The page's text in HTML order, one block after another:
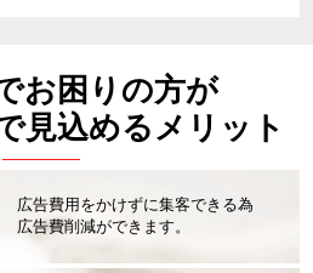
お困りの方が
見込めるメリット
広告費用をかけずに集客できる為
広告費削減ができます。